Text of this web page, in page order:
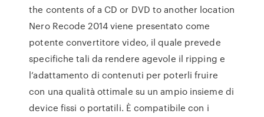
the contents of a CD or DVD to another location
Nero Recode 2014 viene presentato come
potente convertitore video, il quale prevede
specifiche tali da rendere agevole il ripping e
l’adattamento di contenuti per poterli fruire
con una qualità ottimale su un ampio insieme di
device fissi o portatili. È compatibile con i